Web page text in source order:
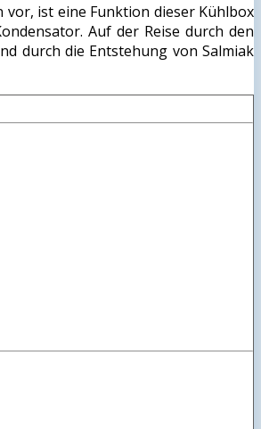
vor, ist eine Funktion dieser Kühlbox
Auf der Reise durch den
durch die Entstehung von Salmiak